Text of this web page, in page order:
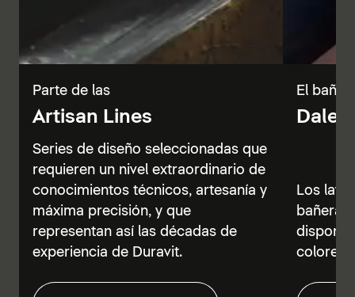
Parte de las
Artisan Lines
Series de diseño seleccionadas que
requieren un nivel extraordinario de
conocimientos técnicos, artesanía y
máxima precisión, y que
representan así las décadas de
experiencia de Duravit.
El baño
Dale
Los
bañeras
colores.